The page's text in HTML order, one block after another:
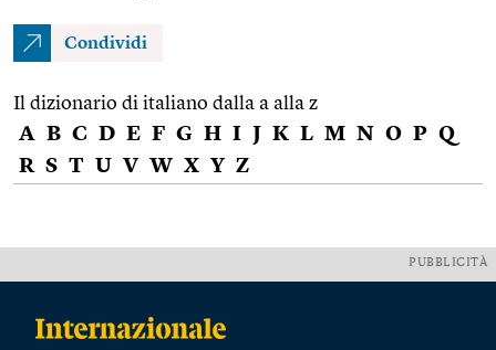
Condividi
Il dizionario di italiano dalla a alla z
A B C D E F G H I J K L M N O P Q
R S T U V W X Y Z
PUBBLICITÀ